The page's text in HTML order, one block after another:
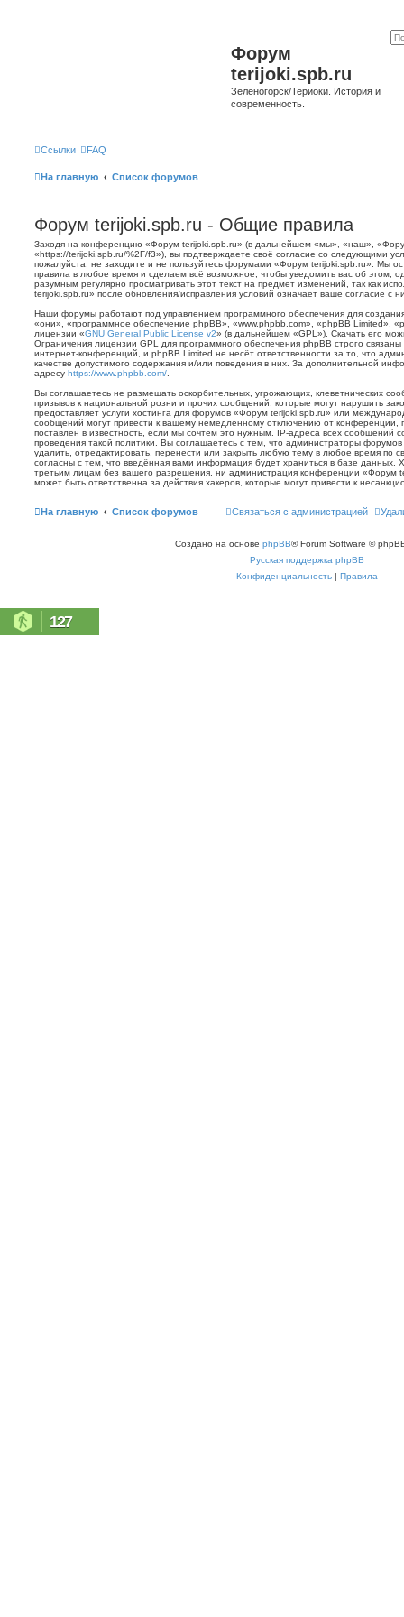
Форум
terijoki.spb.ru
Зеленогорск/Териоки. История и
современность.
Ссылки FAQ
На главную Список форумов
Форум terijoki.spb.ru - Общие правила
Заходя на конференцию «Форум terijoki.spb.ru» (в дальнейшем «мы», «наш»,
«https://terijoki.spb.ru/%2F/f3»), вы подтверждаете своё согласие со следующими
пожалуйста, не заходите и не пользуйтесь форумами «Форум terijoki.spb.ru». Мы
правила в любое время и сделаем всё возможное, чтобы уведомить вас об этом,
разумным регулярно просматривать этот текст на предмет изменений, так как
terijoki.spb.ru» после обновления/исправления условий означает ваше согласие с
Наши форумы работают под управлением программного обеспечения для
«они», «программное обеспечение phpBB», «www.phpbb.com», «phpBB Limited»,
лицензии «GNU General Public License v2» (в дальнейшем «GPL»). Скачать его
Ограничения лицензии GPL для программного обеспечения phpBB строго
интернет-конференций, и phpBB Limited не несёт ответственности за то, что
качестве допустимого содержания и/или поведения в них. За дополнительной
адресу https://www.phpbb.com/
Вы соглашаетесь не размещать оскорбительных, угрожающих, клеветнических
призывов к национальной розни и прочих сообщений, которые могут нарушить
предоставляет услуги хостинга для форумов «Форум terijoki.spb.ru» или
сообщений могут привести к вашему немедленному отключению от конференции,
поставлен в известность, если мы сочтём это нужным. IP-адреса всех сообщений
проведения такой политики. Вы соглашаетесь с тем, что администраторы
удалить, отредактировать, перенести или закрыть любую тему в любое время по
согласны с тем, что введённая вами информация будет храниться в базе данных.
третьим лицам без вашего разрешения, ни администрация конференции «Форум
может быть ответственна за действия хакеров, которые могут привести к
На главную Список форумов Связаться с администрацией
Создано на основе phpBB® Forum Software ©
Русская поддержка phpBB
Конфиденциальность | Правила
127